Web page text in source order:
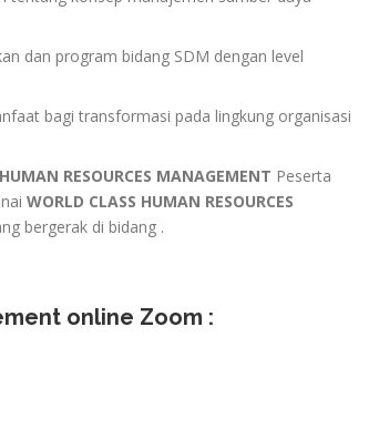
dan program bidang SDM dengan level
bagi transformasi pada lingkung organisasi
RESOURCES MANAGEMENT Peserta
WORLD CLASS HUMAN RESOURCES
bergerak di bidang .
online Zoom :